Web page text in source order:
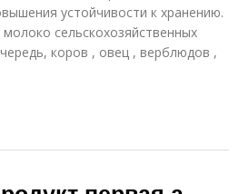
устойчивости к хранению.
сельскохозяйственных
коров , овец , верблюдов ,